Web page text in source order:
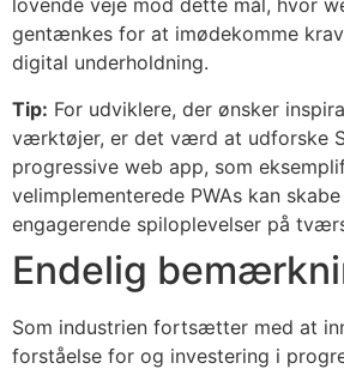
lovende veje mod dette mål, hvor
gentænkes for at imødekomme
digital underholdning.
Tip: For udviklere, der ønsker
værktøjer, er det værd at udforske
progressive web app, som
velimplementerede PWAs kan
engagerende spiloplevelser på
Endelig
Som industrien fortsætter med at
forståelse for og investering i